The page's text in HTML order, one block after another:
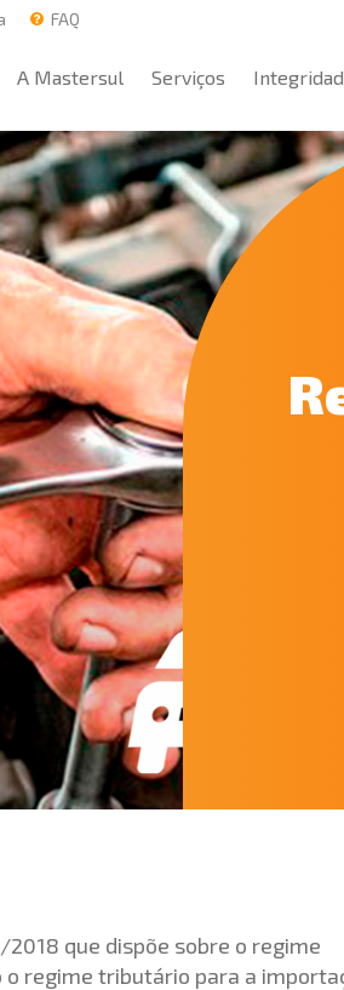
FAQ
A Mastersul Serviços
2018 que dispõe sobre o regime
regime tributário para a